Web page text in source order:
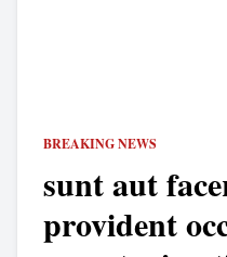
BREAKING NEWS
sunt aut
provident